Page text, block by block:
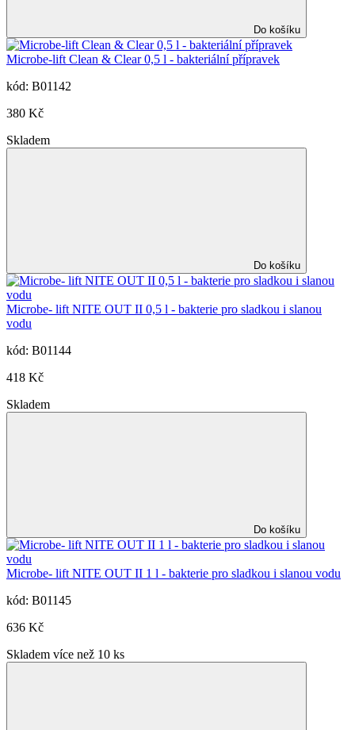
Do košíku
Microbe-lift Clean & Clear 0,5 l - bakteriální přípravek
kód: B01142
380 Kč
Skladem
Do košíku
Microbe- lift NITE OUT II 0,5 l - bakterie pro sladkou i slanou
vodu
kód: B01144
418 Kč
Skladem
Do košíku
Microbe- lift NITE OUT II 1 l - bakterie pro sladkou i slanou vodu
kód: B01145
636 Kč
Skladem více než 10 ks